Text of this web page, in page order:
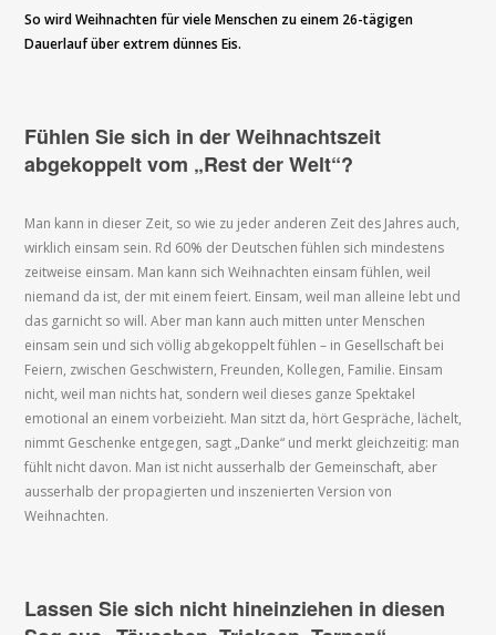
So wird Weihnachten für viele Menschen zu einem 26-tägigen
Dauerlauf über extrem dünnes Eis.
Fühlen Sie sich in der Weihnachtszeit
abgekoppelt vom „Rest der Welt“?
Man kann in dieser Zeit, so wie zu jeder anderen Zeit des Jahres auch,
wirklich einsam sein. Rd 60% der Deutschen fühlen sich mindestens
zeitweise einsam. Man kann sich Weihnachten einsam fühlen, weil
niemand da ist, der mit einem feiert. Einsam, weil man alleine lebt und
das garnicht so will. Aber man kann auch mitten unter Menschen
einsam sein und sich völlig abgekoppelt fühlen – in Gesellschaft bei
Feiern, zwischen Geschwistern, Freunden, Kollegen, Familie. Einsam
nicht, weil man nichts hat, sondern weil dieses ganze Spektakel
emotional an einem vorbeizieht. Man sitzt da, hört Gespräche, lächelt,
nimmt Geschenke entgegen, sagt „Danke“ und merkt gleichzeitig: man
fühlt nicht davon. Man ist nicht ausserhalb der Gemeinschaft, aber
ausserhalb der propagierten und inszenierten Version von
Weihnachten.
Lassen Sie sich nicht hineinziehen in diesen